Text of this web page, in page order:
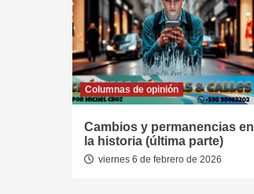
Columnas de opinión
Cambios y permanencias en
la historia (última parte)
viernes 6 de febrero de 2026